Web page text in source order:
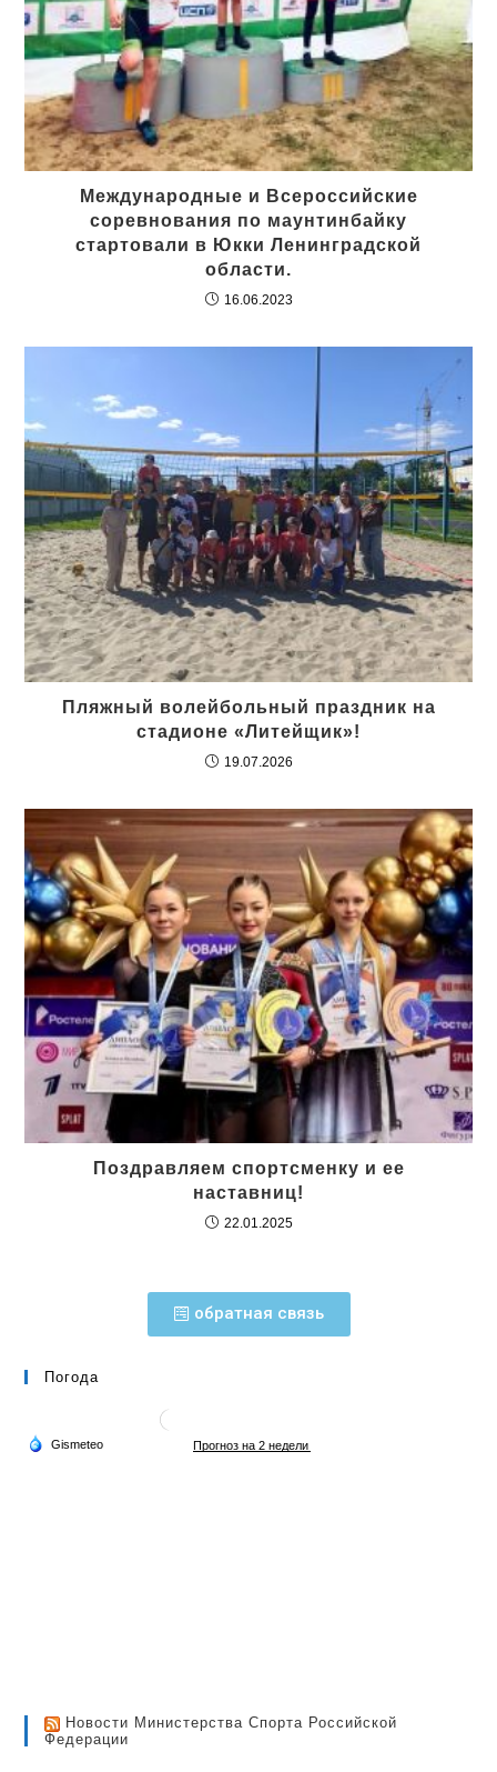
Международные и Всероссийские
соревнования по маунтинбайку
стартовали в Юкки Ленинградской
области.
16.06.2023
Пляжный волейбольный праздник на
стадионе «Литейщик»!
19.07.2026
Поздравляем спортсменку и ее
наставниц!
22.01.2025
обратная связь
Погода
Новости Министерства Спорта Российской
Федерации